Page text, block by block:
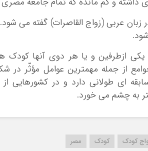
زبان عربی (زواج القاصرات) گفته می
یکی ازطرفین و یا هر دوی آنها کودک
از جمله مهمترین عوامل مؤثّر در
ای طولانی دارد و در کشورهایی
به چشم می خورد.
کودک کودک مصر